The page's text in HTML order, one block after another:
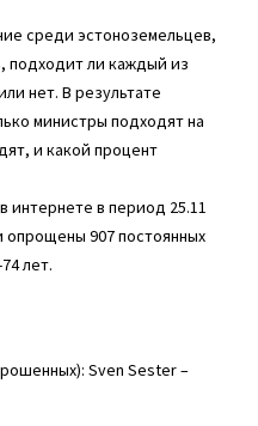
среди эстоноземельцев,
подходит ли каждый из
нет. В результате
министры подходят на
и какой процент
интернете в период 25.11
опрощены 907 постоянных
лет.
Sven Sester –